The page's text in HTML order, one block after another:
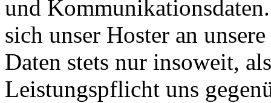
und
sich unser Hoster an
Daten stets nur insoweit,
Leistungspflicht uns